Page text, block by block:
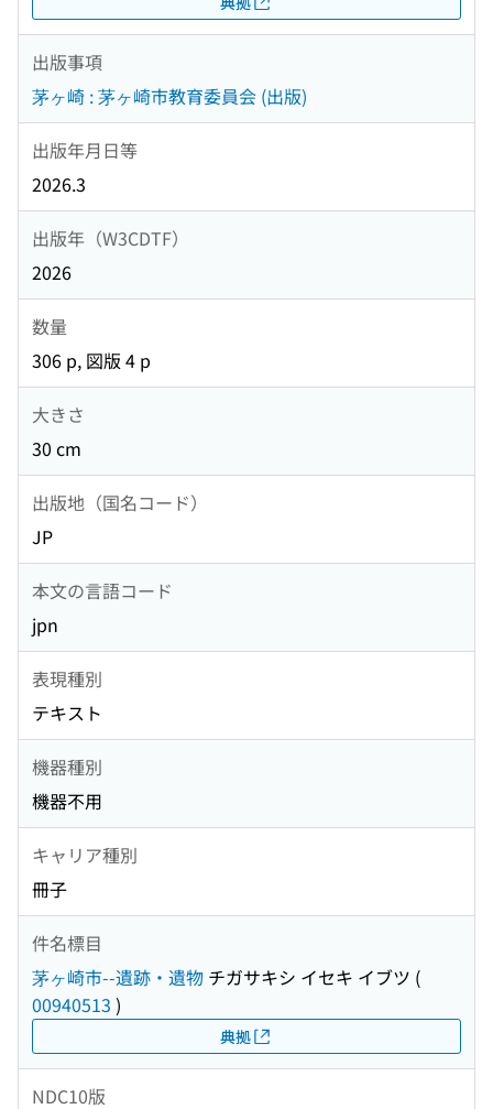
出版事項
茅ヶ崎 : 茅ヶ崎市教育委員会 (出版)
出版年月日等
2026.3
出版年（W3CDTF）
2026
数量
306 p, 図版 4 p
大きさ
30 cm
出版地（国名コード）
JP
本文の言語コード
jpn
表現種別
テキスト
機器種別
機器不用
キャリア種別
冊子
件名標目
茅ヶ崎市--遺跡・遺物 チガサキシ イセキ イブツ (
00940513 )
典拠
NDC10版